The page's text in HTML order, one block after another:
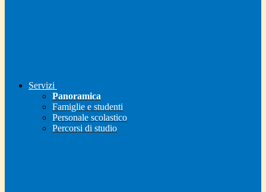
Servizi
Panoramica
Famiglie e studenti
Personale scolastico
Percorsi di studio